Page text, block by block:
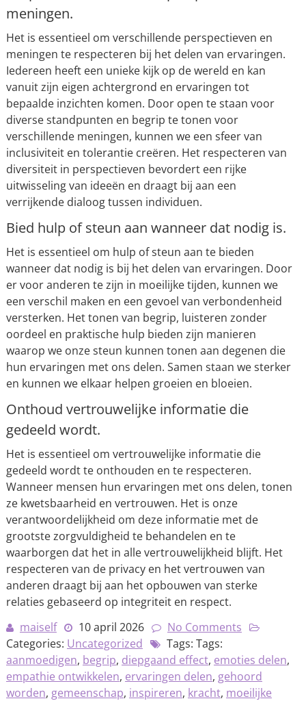
meningen.
Het is essentieel om verschillende perspectieven en
meningen te respecteren bij het delen van ervaringen.
Iedereen heeft een unieke kijk op de wereld en kan
vanuit zijn eigen achtergrond en ervaringen tot
bepaalde inzichten komen. Door open te staan voor
diverse standpunten en begrip te tonen voor
verschillende meningen, kunnen we een sfeer van
inclusiviteit en tolerantie creëren. Het respecteren van
diversiteit in perspectieven bevordert een rijke
uitwisseling van ideeën en draagt bij aan een
verrijkende dialoog tussen individuen.
Bied hulp of steun aan wanneer dat nodig is.
Het is essentieel om hulp of steun aan te bieden
wanneer dat nodig is bij het delen van ervaringen. Door
er voor anderen te zijn in moeilijke tijden, kunnen we
een verschil maken en een gevoel van verbondenheid
versterken. Het tonen van begrip, luisteren zonder
oordeel en praktische hulp bieden zijn manieren
waarop we onze steun kunnen tonen aan degenen die
hun ervaringen met ons delen. Samen staan we sterker
en kunnen we elkaar helpen groeien en bloeien.
Onthoud vertrouwelijke informatie die
gedeeld wordt.
Het is essentieel om vertrouwelijke informatie die
gedeeld wordt te onthouden en te respecteren.
Wanneer mensen hun ervaringen met ons delen, tonen
ze kwetsbaarheid en vertrouwen. Het is onze
verantwoordelijkheid om deze informatie met de
grootste zorgvuldigheid te behandelen en te
waarborgen dat het in alle vertrouwelijkheid blijft. Het
respecteren van de privacy en het vertrouwen van
anderen draagt bij aan het opbouwen van sterke
relaties gebaseerd op integriteit en respect.
maiself
10 april 2026
No Comments
Categories: Uncategorized
Tags: Tags:
aanmoedigen, begrip, diepgaand effect, emoties delen,
empathie ontwikkelen, ervaringen delen, gehoord
worden, gemeenschap, inspireren, kracht, moeilijke